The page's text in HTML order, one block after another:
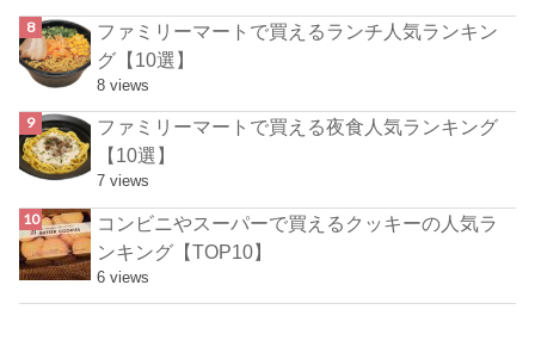
ファミリーマートで買えるランチ人気ランキン
グ【10選】
8 views
ファミリーマートで買える夜食人気ランキング
【10選】
7 views
コンビニやスーパーで買えるクッキーの人気ラ
ンキング【TOP10】
6 views